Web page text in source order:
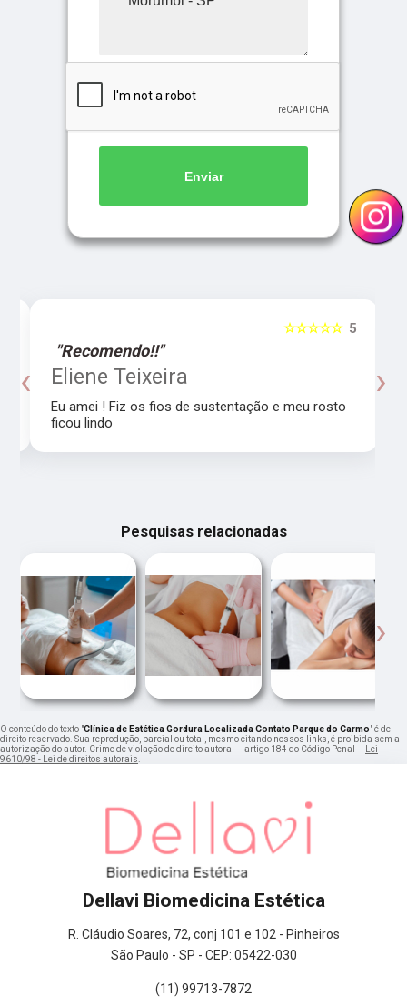
Enviar
5
☆☆☆☆☆
"Recomendo!!"
Eliene Teixeira
Eu amei ! Fiz os fios de sustentação e meu rosto
ficou lindo
‹ ›
Pesquisas relacionadas
‹ ›
O conteúdo do texto "Clínica de Estética Gordura Localizada Contato Parque do Carmo" é de
direito reservado. Sua reprodução, parcial ou total, mesmo citando nossos links, é proibida sem a
autorização do autor. Crime de violação de direito autoral – artigo 184 do Código Penal – Lei
9610/98 - Lei de direitos autorais.
Dellavi Biomedicina Estética
R. Cláudio Soares, 72, conj 101 e 102 - Pinheiros
São Paulo - SP - CEP: 05422-030
(11) 99713-7872